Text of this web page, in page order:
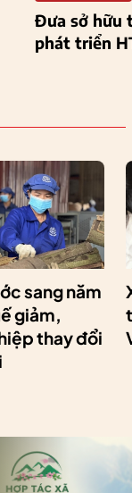
Đưa sở hữu
phát triển
sang năm
giảm,
thay đổi